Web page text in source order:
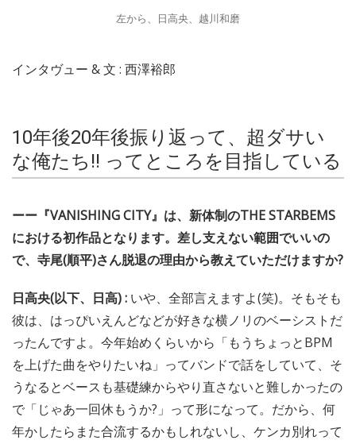
左から、日高央、越川和磨
インタヴュー & 文 : 西澤裕郎
10年後20年後振り返って、超ダサい
な俺たち!! ってところを目指している
ーー『VANISHING CITY』は、新体制のTHE STARBEMS
における初作品となります。差し支えない範囲でいいの
で、寺尾(順平)さん脱退の理由から教えていただけますか?
日高央(以下、日高) : いや、全部言えますよ(笑)。そもそも
彼は、はっぴいえんどなどが好きな横ノリのベーシストだ
ったんですよ。今年始めくらいから「もうちょっとBPM
を上げた曲をやりたいね」ってバンドで話をしていて、そ
うなるとベースも基礎練からやり直さないと難しかったの
で「じゃあ一回休もうか?」って形になって。だから、何
年かしたらまた合流するかもしれないし、ケンカ別れって